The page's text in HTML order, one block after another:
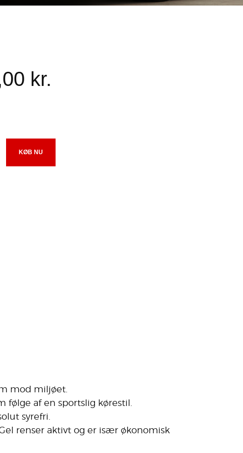
00 kr.
KØB NU
mod miljøet.
følge af en sportslig kørestil.
syrefri.
renser aktivt og er især økonomisk